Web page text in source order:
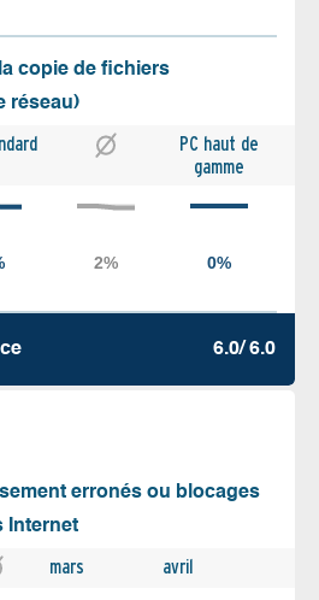
copie de fichiers
réseau)
PC haut de
gamme
6.0/ 6.0
erronés ou blocages
Internet
mars avril